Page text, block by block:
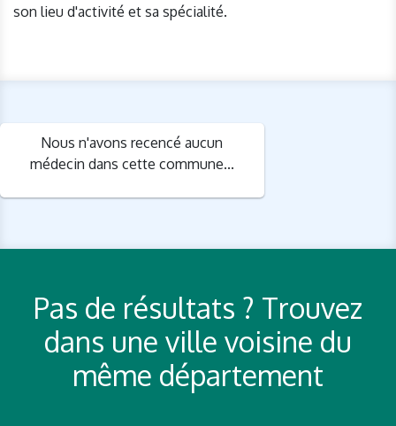
son lieu d'activité et sa spécialité.
Nous n'avons recencé aucun
médecin dans cette commune...
Pas de résultats ? Trouvez
dans une ville voisine du
même département